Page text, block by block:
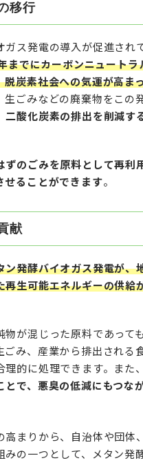
移行
ガス発電の導入が促進され
までにカーボンニュートラ
脱炭素社会への気運が高ま
生ごみなどの廃棄物をこの
二酸化炭素の排出を削減す
ずのごみを原料として再利
せることができます。
献
ン発酵バイオガス発電が、
再生可能エネルギーの供給
物が混じった原料であって
ごみ、産業から排出される
的に処理できます。また、
で、悪臭の低減にもつな
高まりから、自治体や団体
みの一つとして、メタン発